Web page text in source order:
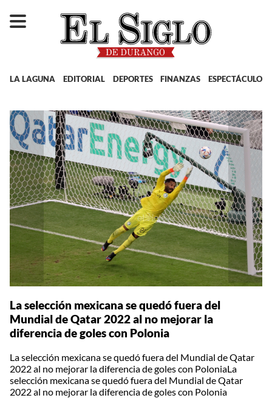
LA LAGUNA EDITORIAL DEPORTES FINANZAS ESPECTÁCULOS
La selección mexicana se quedó fuera del
Mundial de Qatar 2022 al no mejorar la
diferencia de goles con Polonia
La selección mexicana se quedó fuera del Mundial de Qatar
2022 al no mejorar la diferencia de goles con PoloniaLa
selección mexicana se quedó fuera del Mundial de Qatar
2022 al no mejorar la diferencia de goles con Polonia